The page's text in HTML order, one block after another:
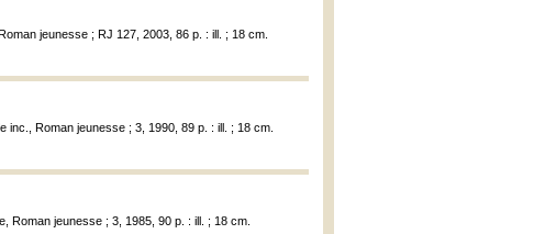
jeunesse ; RJ 127, 2003, 86 p. : ill. ; 18 cm.
inc., Roman jeunesse ; 3, 1990, 89 p. : ill. ; 18 cm.
Roman jeunesse ; 3, 1985, 90 p. : ill. ; 18 cm.